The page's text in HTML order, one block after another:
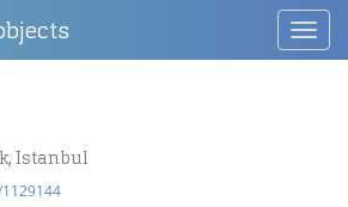
Istanbul